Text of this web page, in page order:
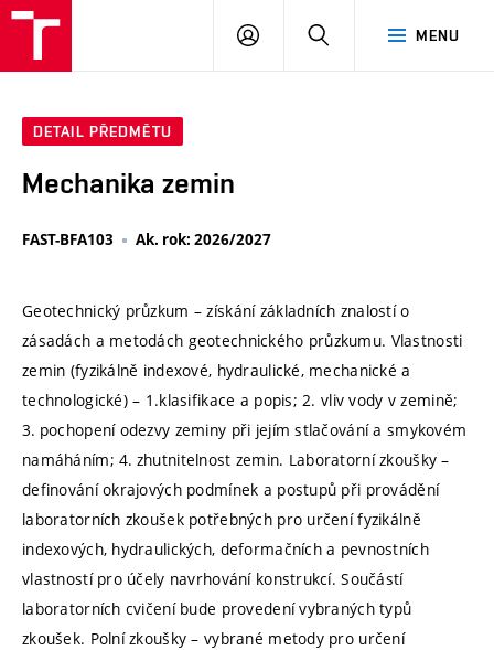
MENU
PŘIHLÁSIT
DETAIL PŘEDMĚTU
Mechanika zemin
FAST-BFA103 Ak. rok: 2026/2027
Geotechnický průzkum – získání základních znalostí o
zásadách a metodách geotechnického průzkumu. Vlastnosti
zemin (fyzikálně indexové, hydraulické, mechanické a
technologické) – 1.klasifikace a popis; 2. vliv vody v zemině;
3. pochopení odezvy zeminy při jejím stlačování a smykovém
namáháním; 4. zhutnitelnost zemin. Laboratorní zkoušky –
definování okrajových podmínek a postupů při provádění
laboratorních zkoušek potřebných pro určení fyzikálně
indexových, hydraulických, deformačních a pevnostních
vlastností pro účely navrhování konstrukcí. Součástí
laboratorních cvičení bude provedení vybraných typů
zkoušek. Polní zkoušky – vybrané metody pro určení